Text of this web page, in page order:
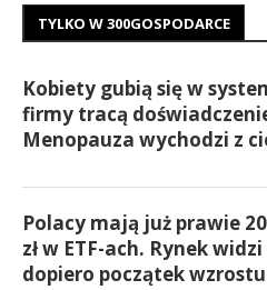
TYLKO W 300GOSPODARCE
Kobiety gubią się w
firmy tracą
Menopauza wychodzi z
Polacy mają już prawie
zł w ETF-ach. Rynek widzi
dopiero początek wzrostu